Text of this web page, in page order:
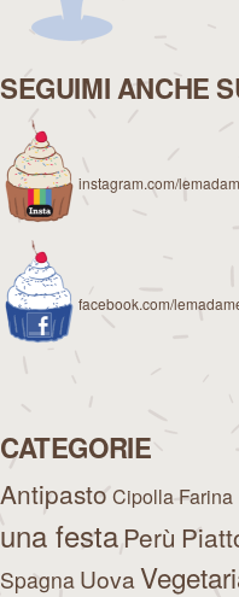
SEGUIMI ANCHE
instagram.com/
facebook.com/
CATEGORIE
Antipasto Cipolla Farina
una festa Perù
Spagna Uova